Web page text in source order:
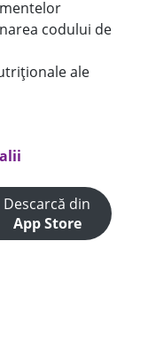
codului de
ale
Descarcă din
App Store